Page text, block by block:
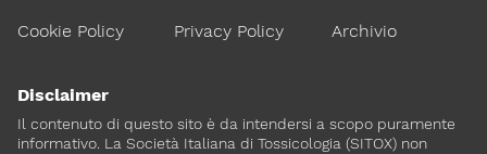
Cookie Policy Privacy Policy Archivio
Disclaimer
Il contenuto di questo sito è da intendersi a scopo puramente
informativo. La Società Italiana di Tossicologia (SITOX) non